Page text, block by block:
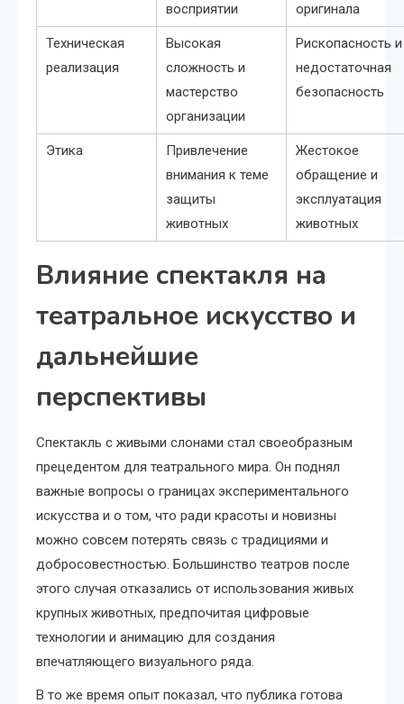
восприятии
оригинала
Техническая
реализация
Высокая
сложность и
мастерство
организации
Рископасность и
недостаточная
безопасность
Этика
Привлечение
внимания к теме
защиты
животных
Жестокое
обращение и
эксплуатация
животных
Влияние спектакля на
театральное искусство и
дальнейшие
перспективы
Спектакль с живыми слонами стал своеобразным
прецедентом для театрального мира. Он поднял
важные вопросы о границах экспериментального
искусства и о том, что ради красоты и новизны
можно совсем потерять связь с традициями и
добросовестностью. Большинство театров после
этого случая отказались от использования живых
крупных животных, предпочитая цифровые
технологии и анимацию для создания
впечатляющего визуального ряда.
В то же время опыт показал, что публика готова